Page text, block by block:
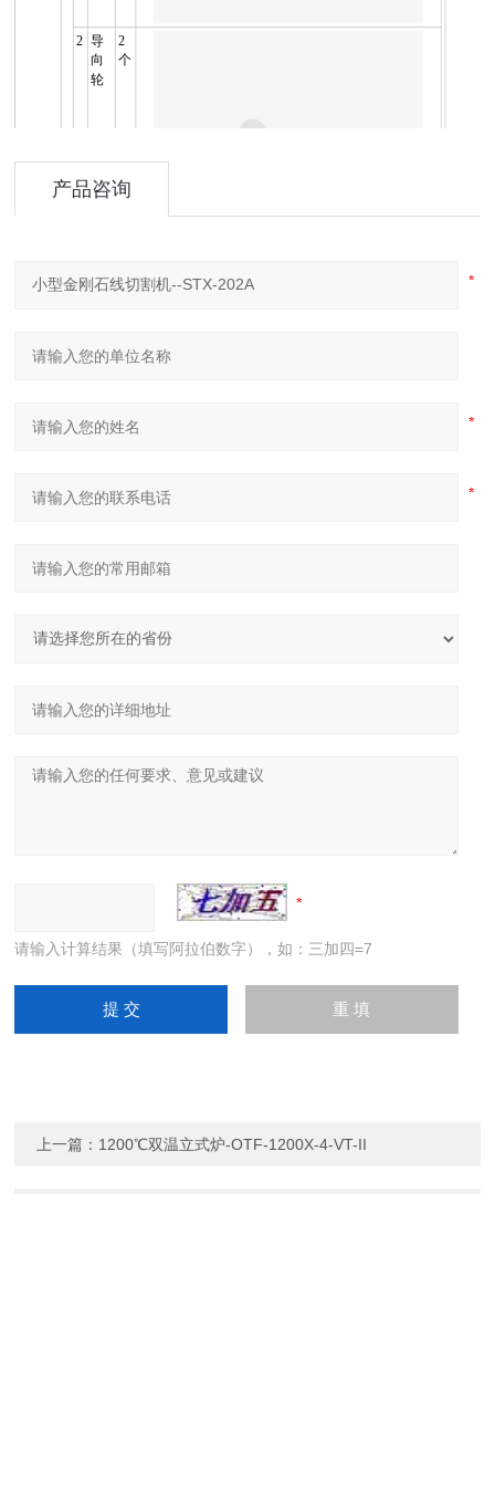
2 导
向
轮
2
个
夹
石
线
6
树
2
产品咨询
请输入计算结果（填写阿拉伯数字），如：三加四=7
上一篇： 1200℃双温立式炉-OTF-1200X-4-VT-II